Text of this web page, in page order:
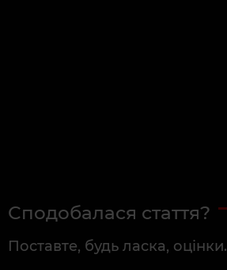
Сподобалася стаття?
Поставте, будь ласка, оцінки.